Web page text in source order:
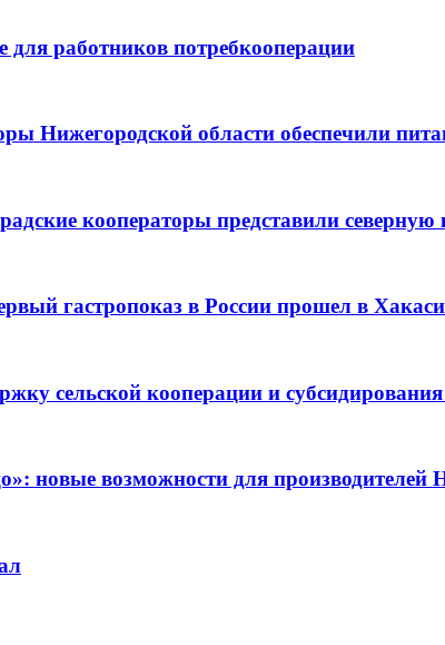
для работников потребкооперации
Нижегородской области обеспечили
кооператоры представили
гастропоказ в России прошел в
сельской кооперации и
новые возможности для